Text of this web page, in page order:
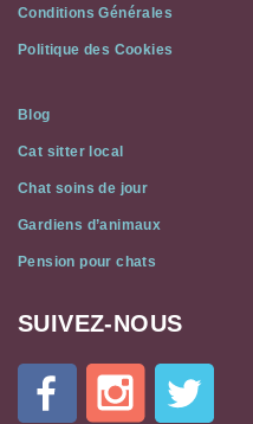
Conditions Générales
Politique des Cookies
Blog
Cat sitter local
Chat soins de jour
Gardiens d’animaux
Pension pour chats
Cat
Flat
SUIVEZ-NOUS